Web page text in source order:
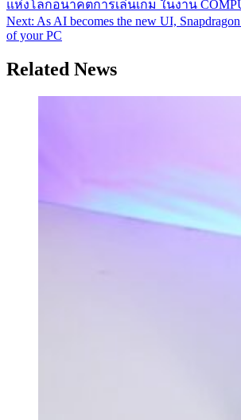
เรื่อง
แห่งโลกอนาคตการเล่นเกม ในงาน
Next: As AI becomes the new UI,
of your PC
Related News